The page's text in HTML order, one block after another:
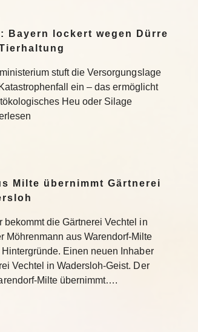
: Bayern lockert wegen Dürre
stuft die Versorgungslage
ein – das ermöglicht
Heu oder Silage
Milte übernimmt Gärtnerei
bekommt die Gärtnerei Vechtel in
Möhrenmann aus Warendorf-Milte
Einen neuen Inhaber
Vechtel in Wadersloh-Geist. Der
Milte übernimmt….